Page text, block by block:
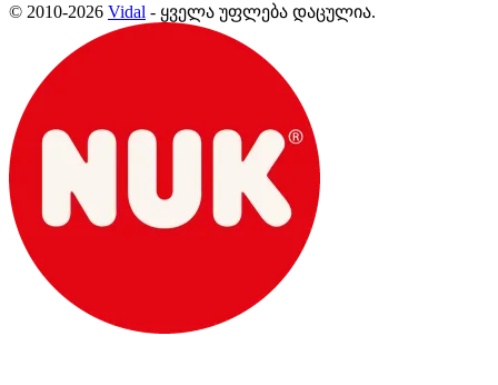
© 2010-2026 Vidal - ყველა უფლება დაცულია.